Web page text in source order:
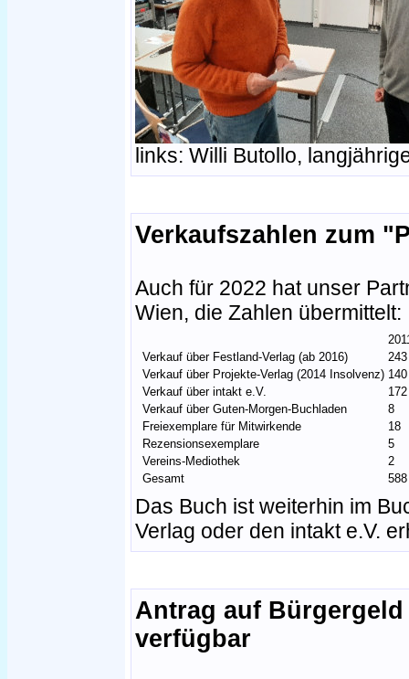
links: Willi Butollo,
Verkaufszahlen zum
Auch für 2022 hat unser
Wien, die Zahlen übermittelt:
Verkauf über Festland-Verlag (ab 2016)
243
Verkauf über Projekte-Verlag (2014 Insolvenz) 140
Verkauf über intakt e.V.
172
Verkauf über Guten-Morgen-Buchladen
8
Freiexemplare für Mitwirkende
18
Rezensionsexemplare
5
Vereins-Mediothek
2
Gesamt
588
Das Buch ist weiterhin im
Verlag oder den intakt e.V.
Antrag auf
verfügbar